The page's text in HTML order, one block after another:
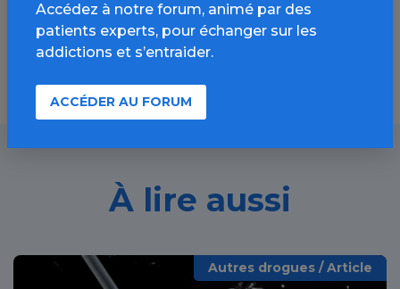
Découvrir
À lire aussi
Autres drogues / Article
Accédez à notre forum, animé par des
patients experts, pour échanger sur les
addictions et s’entraider.
ACCÉDER AU FORUM